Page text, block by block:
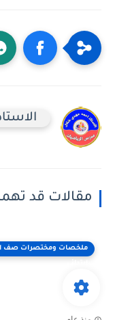
مقالات قد
ملخصات ومختصرات صف